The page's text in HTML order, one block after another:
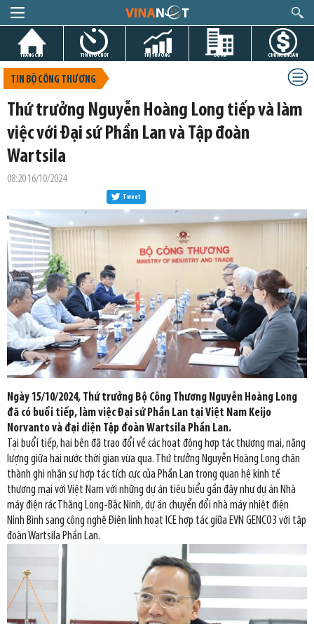
TRANG CHỦ TIN GIỜ CHÓT THỊ TRƯỜNG DỰ ÁN CHỨNG KHOÁN
TIN BỘ CÔNG THƯƠNG
Thứ trưởng Nguyễn Hoàng Long tiếp và làm
việc với Đại sứ Phần Lan và Tập đoàn
Wartsila
08:20 16/10/2024
Tweet
Ngày 15/10/2024, Thứ trưởng Bộ Công Thương Nguyễn Hoàng Long
đã có buổi tiếp, làm việc Đại sứ Phần Lan tại Việt Nam Keijo
Norvanto và đại diện Tập đoàn Wartsila Phần Lan.
Tại buổi tiếp, hai bên đã trao đổi về các hoạt động hợp tác thương mại, năng
lượng giữa hai nước thời gian vừa qua. Thứ trưởng Nguyễn Hoàng Long chân
thành ghi nhận sự hợp tác tích cực của Phần Lan trong quan hệ kinh tế
thương mại với Việt Nam với những dự án tiêu biểu gần đây như dự án Nhà
máy điện rác Thăng Long-Bắc Ninh, dự án chuyển đổi nhà máy nhiệt điện
Ninh Bình sang công nghệ Điện linh hoạt ICE hợp tác giữa EVN GENCO3 với tập
đoàn Wartsila Phần Lan.